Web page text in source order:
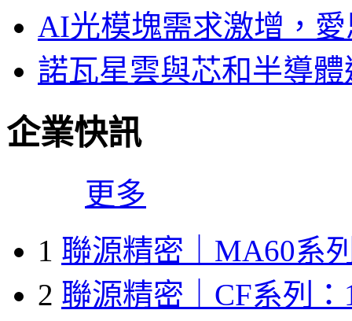
AI光模塊需求激增，
諾瓦星雲與芯和半導
企業快訊
更多
1 聯源精密｜MA60系
2 聯源精密｜CF系列：